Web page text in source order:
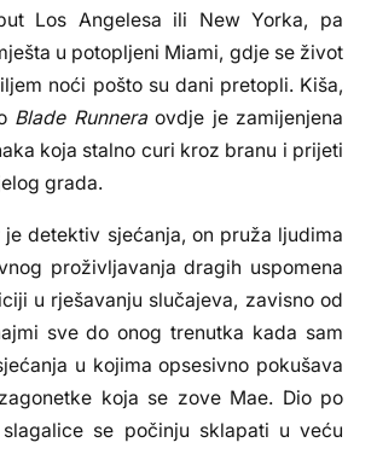
Los Angelesa ili New Yorka, pa
u potopljeni Miami, gdje se život
noći pošto su dani pretopli. Kiša,
Blade Runneraovdje je zamijenjena
koja stalno curi kroz branu i prijeti
grada.
je detektiv sjećanja, on pruža ljudima
proživljavanja dragih uspomena
u rješavanju slučajeva, zavisno od
sve do onog trenutka kada sam
u kojima opsesivno pokušava
koja se zove Mae. Dio po
se počinju sklapati u veću